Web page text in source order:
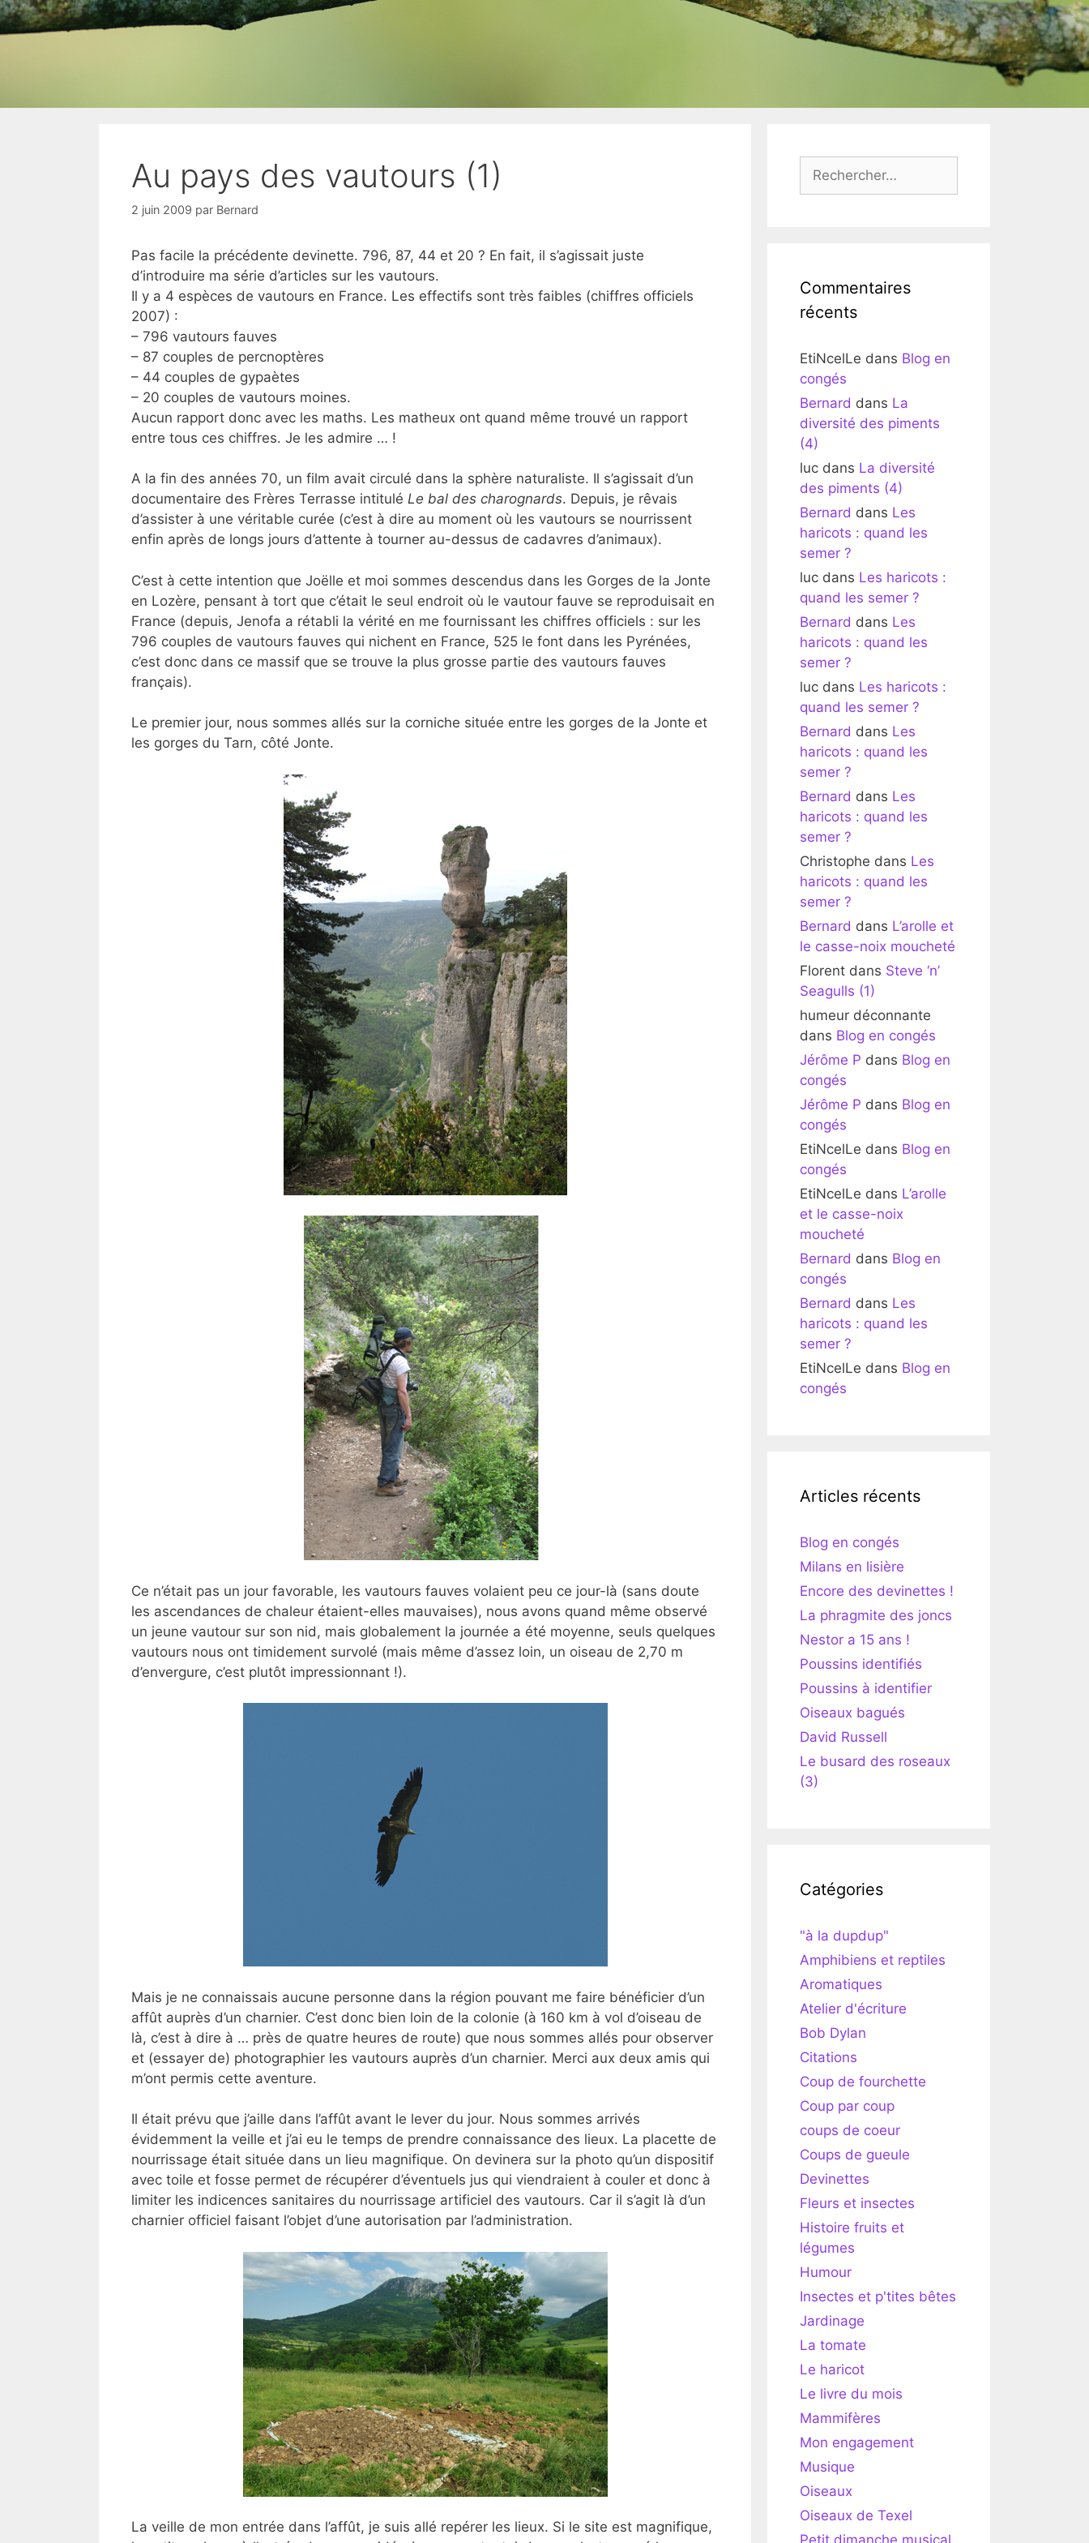
Au pays des vautours (1)
2 juin 2009 par Bernard
Pas facile la précédente devinette. 796, 87, 44 et 20 ? En fait, il s’agissait juste
d’introduire ma série d’articles sur les vautours.
Il y a 4 espèces de vautours en France. Les effectifs sont très faibles (chiffres officiels
2007) :
– 796 vautours fauves
– 87 couples de percnoptères
– 44 couples de gypaètes
– 20 couples de vautours moines.
Aucun rapport donc avec les maths. Les matheux ont quand même trouvé un rapport
entre tous ces chiffres. Je les admire … !
A la fin des années 70, un film avait circulé dans la sphère naturaliste. Il s’agissait d’un
documentaire des Frères Terrasse intitulé Le bal des charognards. Depuis, je rêvais
d’assister à une véritable curée (c’est à dire au moment où les vautours se nourrissent
enfin après de longs jours d’attente à tourner au-dessus de cadavres d’animaux).
C’est à cette intention que Joëlle et moi sommes descendus dans les Gorges de la Jonte
en Lozère, pensant à tort que c’était le seul endroit où le vautour fauve se reproduisait en
France (depuis, Jenofa a rétabli la vérité en me fournissant les chiffres officiels : sur les
796 couples de vautours fauves qui nichent en France, 525 le font dans les Pyrénées,
c’est donc dans ce massif que se trouve la plus grosse partie des vautours fauves
français).
Le premier jour, nous sommes allés sur la corniche située entre les gorges de la Jonte et
les gorges du Tarn, côté Jonte.
Ce n’était pas un jour favorable, les vautours fauves volaient peu ce jour-là (sans doute
les ascendances de chaleur étaient-elles mauvaises), nous avons quand même observé
un jeune vautour sur son nid, mais globalement la journée a été moyenne, seuls quelques
vautours nous ont timidement survolé (mais même d’assez loin, un oiseau de 2,70 m
d’envergure, c’est plutôt impressionnant !).
Mais je ne connaissais aucune personne dans la région pouvant me faire bénéficier d’un
affût auprès d’un charnier. C’est donc bien loin de la colonie (à 160 km à vol d’oiseau de
là, c’est à dire à … près de quatre heures de route) que nous sommes allés pour observer
et (essayer de) photographier les vautours auprès d’un charnier. Merci aux deux amis qui
m’ont permis cette aventure.
Il était prévu que j’aille dans l’affût avant le lever du jour. Nous sommes arrivés
évidemment la veille et j’ai eu le temps de prendre connaissance des lieux. La placette de
nourrissage était située dans un lieu magnifique. On devinera sur la photo qu’un dispositif
avec toile et fosse permet de récupérer d’éventuels jus qui viendraient à couler et donc à
limiter les indicences sanitaires du nourrissage artificiel des vautours. Car il s’agit là d’un
charnier officiel faisant l’objet d’une autorisation par l’administration.
La veille de mon entrée dans l’affût, je suis allé repérer les lieux. Si le site est magnifique,
Commentaires
récents
EtiNcelLe dans Blog en
congés
Bernard dans La
diversité des piments
(4)
luc dans La diversité
des piments (4)
Bernard dans Les
haricots : quand les
semer ?
luc dans Les haricots :
quand les semer ?
Bernard dans Les
haricots : quand les
semer ?
luc dans Les haricots :
quand les semer ?
Bernard dans Les
haricots : quand les
semer ?
Bernard dans Les
haricots : quand les
semer ?
Christophe dans Les
haricots : quand les
semer ?
Bernard dans L’arolle et
le casse-noix moucheté
Florent dans Steve ‘n’
Seagulls (1)
humeur déconnante
dans Blog en congés
Jérôme P dans Blog en
congés
Jérôme P dans Blog en
congés
EtiNcelLe dans Blog en
congés
EtiNcelLe dans L’arolle
et le casse-noix
moucheté
Bernard dans Blog en
congés
Bernard dans Les
haricots : quand les
semer ?
EtiNcelLe dans Blog en
congés
Articles récents
Blog en congés
Milans en lisière
Encore des devinettes !
La phragmite des joncs
Nestor a 15 ans !
Poussins identifiés
Poussins à identifier
Oiseaux bagués
David Russell
Le busard des roseaux
(3)
Catégories
"à la dupdup"
Amphibiens et reptiles
Aromatiques
Atelier d'écriture
Bob Dylan
Citations
Coup de fourchette
Coup par coup
coups de coeur
Coups de gueule
Devinettes
Fleurs et insectes
Histoire fruits et
légumes
Humour
Insectes et p'tites bêtes
Jardinage
La tomate
Le haricot
Le livre du mois
Mammifères
Mon engagement
Musique
Oiseaux
Oiseaux de Texel
Petit dimanche musical